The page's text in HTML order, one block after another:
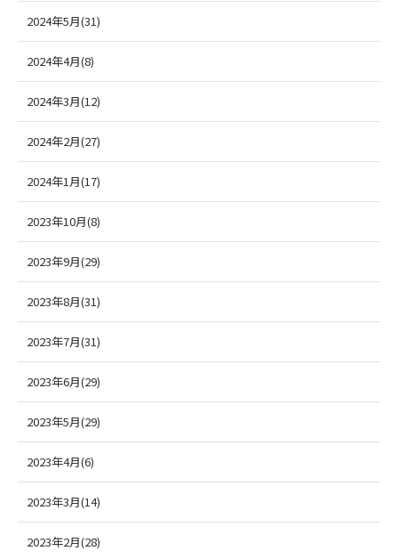
2024年5月(31)
2024年4月(8)
2024年3月(12)
2024年2月(27)
2024年1月(17)
2023年10月(8)
2023年9月(29)
2023年8月(31)
2023年7月(31)
2023年6月(29)
2023年5月(29)
2023年4月(6)
2023年3月(14)
2023年2月(28)